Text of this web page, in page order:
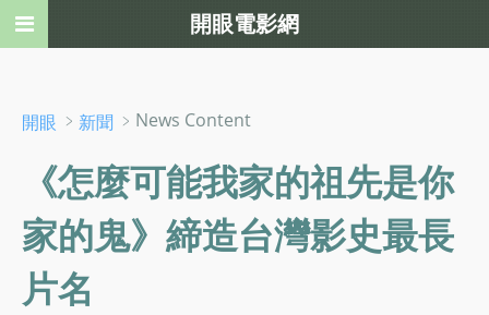
開眼 ﹥ 新聞 ﹥News Content
《怎麼可能我家的祖先是你
家的鬼》締造台灣影史最長
片名
開眼電影網